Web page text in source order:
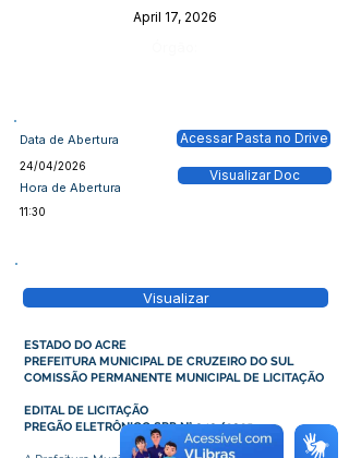
April 17, 2026
Data de Abertura
24/04/2026
Hora de Abertura
Acessar Pasta no Drive
Visualizar Doc
11:30
Visualizar
ESTADO DO ACRE
PREFEITURA MUNICIPAL DE CRUZEIRO DO SUL
COMISSÃO PERMANENTE MUNICIPAL DE LICITAÇÃO
EDITAL DE LICITAÇÃO
PREGÃO ELETRÔNICO SRP N° 040/2025